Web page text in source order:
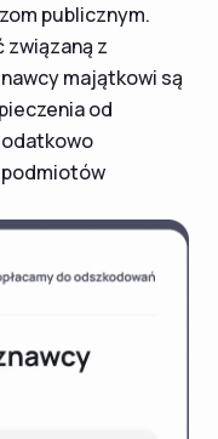
publicznym.
związaną z
majątkowi są
od